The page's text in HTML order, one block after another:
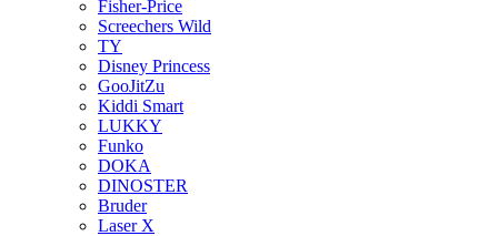
Fisher-Price
Screechers Wild
TY
Disney Princess
GooJitZu
Kiddi Smart
LUKKY
Funko
DOKA
DINOSTER
Bruder
Laser X